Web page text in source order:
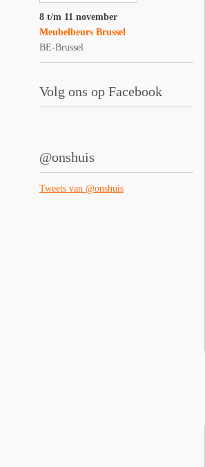
8 t/m 11 november
Meubelbeurs Brussel
BE-Brussel
Volg ons op Facebook
@onshuis
Tweets van @onshuis